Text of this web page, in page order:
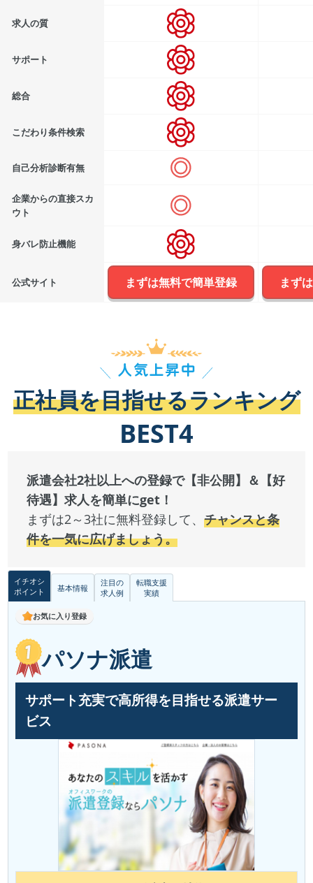
求人の質
サポート
総合
こだわり条件検索
自己分析診断有無
企業からの直接スカ
ウト
身バレ防止機能
公式サイト まずは無料で簡単登録 まず
正社員を目指せるランキング
BEST4
派遣会社2社以上への登録で【非公開】＆【好
待遇】求人を簡単にget！
まずは2～3社に無料登録して、チャンスと条
件を一気に広げましょう。
イチオシ
ポイント
基本情報
注目の
求人例
転職支援
実績
お気に入り登録
パソナ派遣
サポート充実で高所得を目指せる派遣サー
ビス